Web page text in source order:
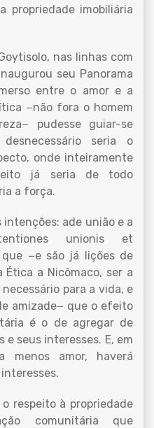
propriedade imobiliária
nas linhas com
seu Panorama
entre o amor e a
−não fora o homem
pudesse guiar-se
seria o
onde inteiramente
já seria de todo
a força.
ade união e a
unionis et
−e são já lições de
a Nicômaco, ser a
para a vida, e
amizade− que o efeito
é o de agregar de
e seus interesses. E, em
menos amor, haverá
respeito à propriedade
comunitária que